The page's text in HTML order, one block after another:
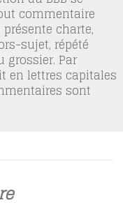
commentaire
charte,
sujet, répété
Par
en lettres capitales
sont